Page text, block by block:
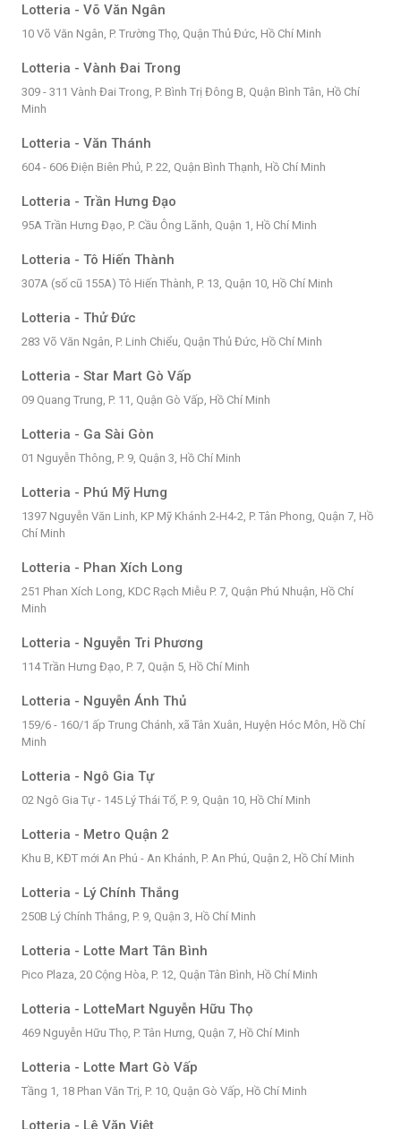
Lotteria - Võ Văn Ngân
10 Võ Văn Ngân, P. Trường Thọ, Quận Thủ Đức, Hồ Chí Minh
Lotteria - Vành Đai Trong
309 - 311 Vành Đai Trong, P. Bình Trị Đông B, Quận Bình Tân, Hồ Chí
Minh
Lotteria - Văn Thánh
604 - 606 Điện Biên Phủ, P. 22, Quận Bình Thạnh, Hồ Chí Minh
Lotteria - Trần Hưng Đạo
95A Trần Hưng Đạo, P. Cầu Ông Lãnh, Quận 1, Hồ Chí Minh
Lotteria - Tô Hiến Thành
307A (số cũ 155A) Tô Hiến Thành, P. 13, Quận 10, Hồ Chí Minh
Lotteria - Thử Đức
283 Võ Văn Ngân, P. Linh Chiểu, Quận Thủ Đức, Hồ Chí Minh
Lotteria - Star Mart Gò Vấp
09 Quang Trung, P. 11, Quận Gò Vấp, Hồ Chí Minh
Lotteria - Ga Sài Gòn
01 Nguyễn Thông, P. 9, Quận 3, Hồ Chí Minh
Lotteria - Phú Mỹ Hưng
1397 Nguyễn Văn Linh, KP Mỹ Khánh 2-H4-2, P. Tân Phong, Quận 7, Hồ
Chí Minh
Lotteria - Phan Xích Long
251 Phan Xích Long, KDC Rạch Miễu P. 7, Quận Phú Nhuận, Hồ Chí
Minh
Lotteria - Nguyễn Tri Phương
114 Trần Hưng Đạo, P. 7, Quận 5, Hồ Chí Minh
Lotteria - Nguyễn Ánh Thủ
159/6 - 160/1 ấp Trung Chánh, xã Tân Xuân, Huyện Hóc Môn, Hồ Chí
Minh
Lotteria - Ngô Gia Tự
02 Ngô Gia Tự - 145 Lý Thái Tổ, P. 9, Quận 10, Hồ Chí Minh
Lotteria - Metro Quận 2
Khu B, KĐT mới An Phú - An Khánh, P. An Phú, Quận 2, Hồ Chí Minh
Lotteria - Lý Chính Thắng
250B Lý Chính Thắng, P. 9, Quận 3, Hồ Chí Minh
Lotteria - Lotte Mart Tân Bình
Pico Plaza, 20 Cộng Hòa, P. 12, Quận Tân Bình, Hồ Chí Minh
Lotteria - LotteMart Nguyễn Hữu Thọ
469 Nguyễn Hữu Thọ, P. Tân Hưng, Quận 7, Hồ Chí Minh
Lotteria - Lotte Mart Gò Vấp
Tầng 1, 18 Phan Văn Trị, P. 10, Quận Gò Vấp, Hồ Chí Minh
Lotteria - Lê Văn Việt